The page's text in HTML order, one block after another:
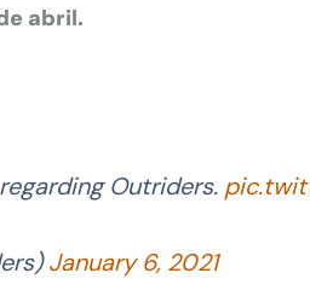
abril.
Outriders.
January 6, 2021